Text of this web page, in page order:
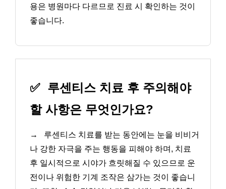
용은 병원마다 다르므로 진료 시 확인하는 것이
좋습니다.
✅ 루센티스 치료 후 주의해야
할 사항은 무엇인가요?
→
루센티스 치료를 받는 동안에는 눈을 비비거
나 강한 자극을 주는 행동을 피해야 하며, 치료
후 일시적으로 시야가 흐릿해질 수 있으므로 운
전이나 위험한 기계 조작은 삼가는 것이 좋습니